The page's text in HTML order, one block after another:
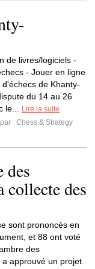
de livres/logiciels -
- Jouer en ligne
de Khanty-
du 14 au 26
le...
Lire la suite
Chess & Strategy
des
collecte des
sont prononcés en
et 88 ont voté
des
a approuvé un projet